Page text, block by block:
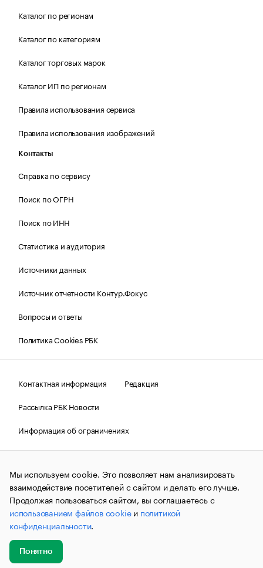
Каталог по регионам
Каталог по категориям
Каталог торговых марок
Каталог ИП по регионам
Правила использования сервиса
Правила использования изображений
Контакты
Справка по сервису
Поиск по ОГРН
Поиск по ИНН
Статистика и аудитория
Источники данных
Источник отчетности Контур.Фокус
Вопросы и ответы
Политика Cookies РБК
Контактная информация
Редакция
Рассылка РБК Новости
Информация об ограничениях
Правовая информация
О соблюдении авторских прав
© АО «РОСБИЗНЕСКОНСАЛТИНГ»,1995–2026.Сообщения
и материалы информационного агентства «РБК»
(зарегистрировано Федеральной службой по надзору в сфере
связи, информационных технологий и массовых
коммуникаций (Роскомнадзор) 09.12.2015 за номером ИА
№ФС77-63848) сопровождаются пометкой «РБК». Отдельные
публикации могут содержать информацию,
не предназначенную для пользователей
до 18 лет.
Мы используем cookie. Это позволяет нам анализировать
взаимодействие посетителей с сайтом и делать его лучше.
Продолжая пользоваться сайтом, вы соглашаетесь с
использованием файлов cookieи политикой
конфиденциальности.
Понятно